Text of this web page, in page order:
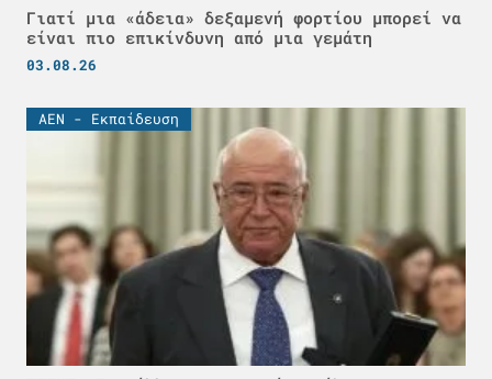
Γιατί μια «άδεια» δεξαμενή φορτίου μπορεί να
είναι πιο επικίνδυνη από μια γεμάτη
03.08.26
ΑΕΝ - Εκπαίδευση